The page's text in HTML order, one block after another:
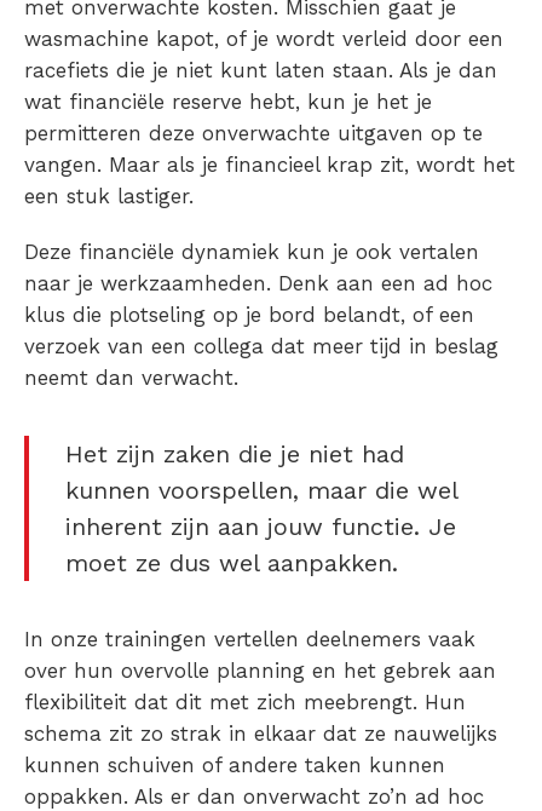
met onverwachte kosten. Misschien gaat je
wasmachine kapot, of je wordt verleid door een
racefiets die je niet kunt laten staan. Als je dan
wat financiële reserve hebt, kun je het je
permitteren deze onverwachte uitgaven op te
vangen. Maar als je financieel krap zit, wordt het
een stuk lastiger.
Deze financiële dynamiek kun je ook vertalen
naar je werkzaamheden. Denk aan een ad hoc
klus die plotseling op je bord belandt, of een
verzoek van een collega dat meer tijd in beslag
neemt dan verwacht.
Het zijn zaken die je niet had
kunnen voorspellen, maar die wel
inherent zijn aan jouw functie. Je
moet ze dus wel aanpakken.
In onze trainingen vertellen deelnemers vaak
over hun overvolle planning en het gebrek aan
flexibiliteit dat dit met zich meebrengt. Hun
schema zit zo strak in elkaar dat ze nauwelijks
kunnen schuiven of andere taken kunnen
oppakken. Als er dan onverwacht zo’n ad hoc